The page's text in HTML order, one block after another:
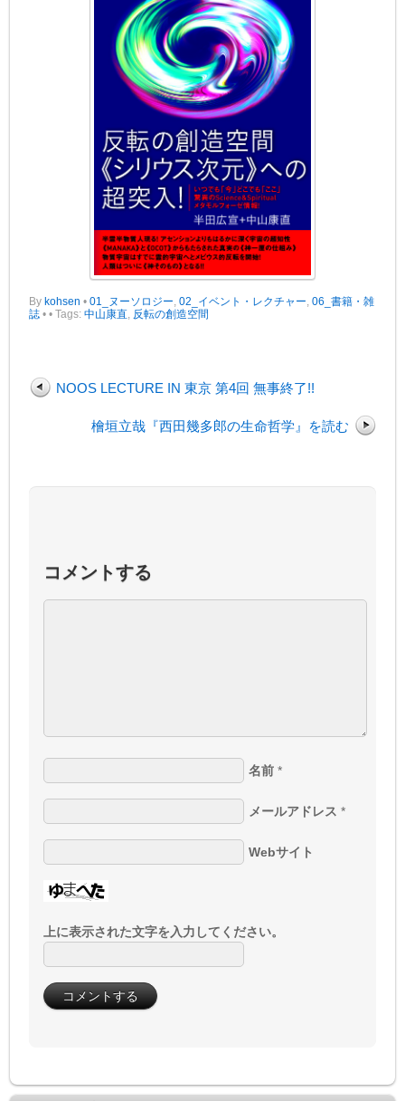
Bykohsen • 01_ヌーソロジー,02_イベント・レクチャー,06_書籍・雑
誌 • • Tags:中山康直, 反転の創造空間
NOOS LECTURE IN 東京 第4回 無事終了!!
檜垣立哉『西田幾多郎の生命哲学』を読む
コメントする
名前 *
メールアドレス *
Webサイト
上に表示された文字を入力してください。